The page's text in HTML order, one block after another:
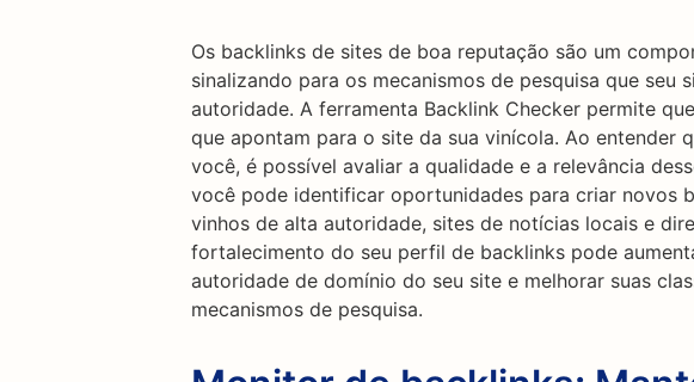
Os backlinks de sites de boa reputação são um
sinalizando para os mecanismos de pesquisa que seu
autoridade. A ferramenta Backlink Checker permite
que apontam para o site da sua vinícola. Ao entender
você, é possível avaliar a qualidade e a relevância
você pode identificar oportunidades para criar novos
vinhos de alta autoridade, sites de notícias locais e
fortalecimento do seu perfil de backlinks pode
autoridade de domínio do seu site e melhorar suas
mecanismos de pesquisa.